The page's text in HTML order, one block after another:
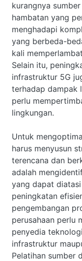
kurangnya
hambatan yang
menghadapi
yang berbeda-
kali
Selain itu,
infrastruktur 5G
terhadap dampak
perlu
lingkungan.
Untuk
harus menyusun
terencana dan
adalah
yang dapat
peningkatan
pengembangan
perusahaan perlu
penyedia
infrastruktur
Pelatihan sumber